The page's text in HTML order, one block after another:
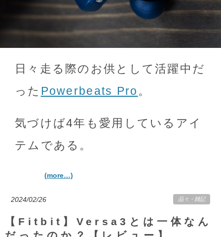
日々走る際のお供として活躍中だ
った Powerbeats Pro 。
気づけば4年も愛用しているアイ
テムである。
(more…)
2024/02/26 品々 ・ 雑記
【Fitbit】Versa3とは一体なん